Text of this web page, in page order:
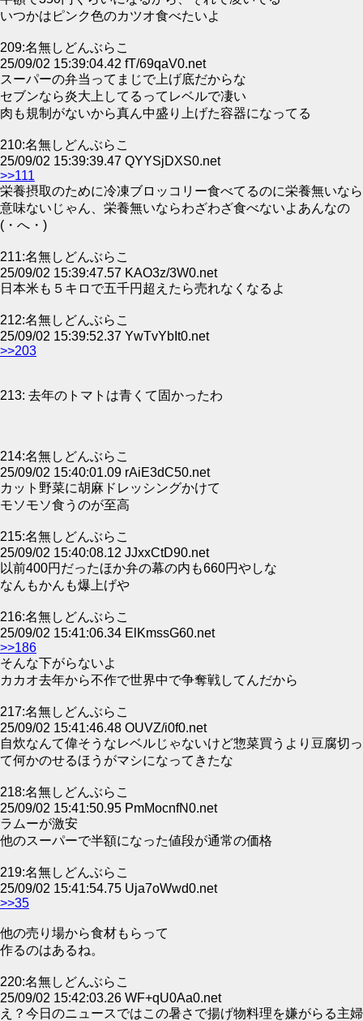
いつかはピンク色のカツオ食べたいよ
209:名無しどんぶらこ
25/09/02 15:39:04.42 fT/69qaV0.net
スーパーの弁当ってまじで上げ底だからな
セブンなら炎大上してるってレベルで凄い
肉も規制がないから真ん中盛り上げた容器になってる
210:名無しどんぶらこ
25/09/02 15:39:39.47 QYYSjDXS0.net
>>111
栄養摂取のために冷凍ブロッコリー食べてるのに栄養無いなら
意味ないじゃん、栄養無いならわざわざ食べないよあんなの
(・へ・)
211:名無しどんぶらこ
25/09/02 15:39:47.57 KAO3z/3W0.net
日本米も５キロで五千円超えたら売れなくなるよ
212:名無しどんぶらこ
25/09/02 15:39:52.37 YwTvYbIt0.net
>>203
213: 去年のトマトは青くて固かったわ
214:名無しどんぶらこ
25/09/02 15:40:01.09 rAiE3dC50.net
カット野菜に胡麻ドレッシングかけて
モソモソ食うのが至高
215:名無しどんぶらこ
25/09/02 15:40:08.12 JJxxCtD90.net
以前400円だったほか弁の幕の内も660円やしな
なんもかんも爆上げや
216:名無しどんぶらこ
25/09/02 15:41:06.34 ElKmssG60.net
>>186
そんな下がらないよ
カカオ去年から不作で世界中で争奪戦してんだから
217:名無しどんぶらこ
25/09/02 15:41:46.48 OUVZ/i0f0.net
自炊なんて偉そうなレベルじゃないけど惣菜買うより豆腐切っ
て何かのせるほうがマシになってきたな
218:名無しどんぶらこ
25/09/02 15:41:50.95 PmMocnfN0.net
ラムーが激安
他のスーパーで半額になった値段が通常の価格
219:名無しどんぶらこ
25/09/02 15:41:54.75 Uja7oWwd0.net
>>35
他の売り場から食材もらって
作るのはあるね。
220:名無しどんぶらこ
25/09/02 15:42:03.26 WF+qU0Aa0.net
え？今日のニュースではこの暑さで揚げ物料理を嫌がらる主婦